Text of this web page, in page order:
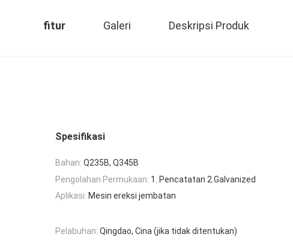
fitur Galeri Deskripsi Produk
Spesifikasi
Bahan: Q235B, Q345B
Pengolahan Permukaan: 1. Pencatatan 2.Galvanized
Aplikasi: Mesin ereksi jembatan
Pelabuhan: Qingdao, Cina (jika tidak ditentukan)